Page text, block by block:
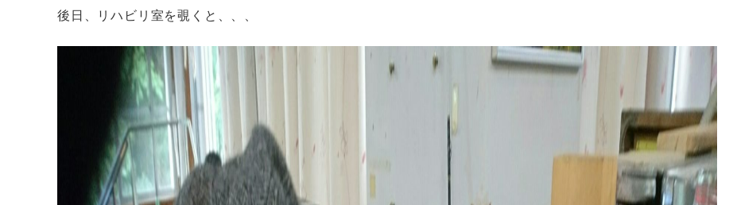
後日、リハビリ室を覗くと、、、